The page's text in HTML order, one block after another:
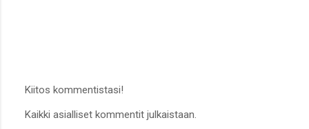
ä
Kiitos kommentistasi!
Kaikki asialliset kommentit julkaistaan.